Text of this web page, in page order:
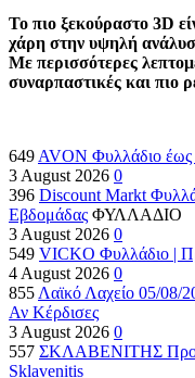
Το πιο ξεκούραστο 3D
χάρη στην υψηλή
Με περισσότερες
συναρπαστικές και πιο
649 AVON Φυλλάδιο
3 August 2026 0
396 Discount Markt
Εβδομάδας ΦΥΛΛΑΔΙΟ
3 August 2026 0
549 VICKO Φυλλάδιο |
4 August 2026 0
855 Λαϊκό Λαχείο 05/08/
Αν Κέρδισες
3 August 2026 0
557 ΣΚΛΑΒΕΝΙΤΗΣ
Sklavenitis